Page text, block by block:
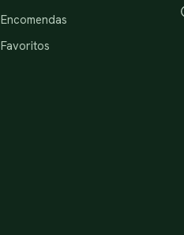
Encomendas
Favoritos